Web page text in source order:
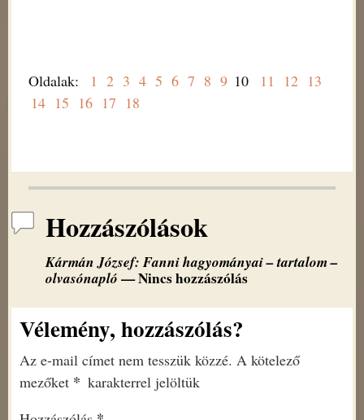
Oldalak: 1 2 3 4 5 6 7 8 9 10 11 12 13
14 15 16 17 18
Hozzászólások
Kármán József: Fanni hagyományai – tartalom –
olvasónapló — Nincs hozzászólás
Vélemény, hozzászólás?
Az e-mail címet nem tesszük közzé. A kötelező
mezőket * karakterrel jelöltük